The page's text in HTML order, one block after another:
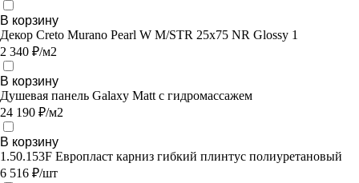
В корзину
Декор Creto Murano Pearl W M/STR 25x75 NR Glossy 1
2 340 ₽/м2
В корзину
Душевая панель Galaxy Matt с гидромассажем
24 190 ₽/м2
В корзину
1.50.153F Европласт карниз гибкий плинтус полиуретановый
6 516 ₽/шт